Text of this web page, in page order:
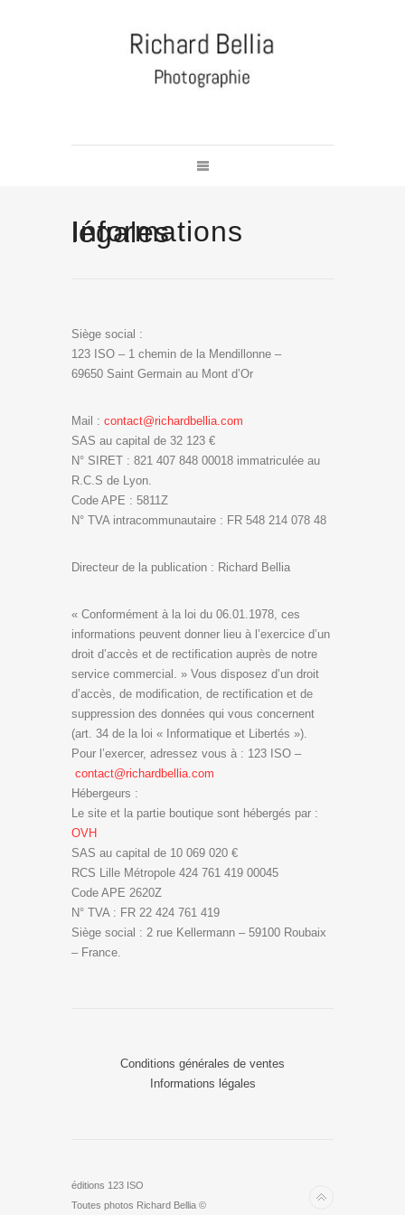
Informations légales
Siège social :
123 ISO – 1 chemin de la Mendillonne –
69650 Saint Germain au Mont d’Or
Mail : contact@richardbellia.com
SAS au capital de 32 123 €
N° SIRET : 821 407 848 00018 immatriculée au
R.C.S de Lyon.
Code APE : 5811Z
N° TVA intracommunautaire : FR 548 214 078 48
Directeur de la publication : Richard Bellia
« Conformément à la loi du 06.01.1978, ces
informations peuvent donner lieu à l’exercice d’un
droit d’accès et de rectification auprès de notre
service commercial. » Vous disposez d’un droit
d’accès, de modification, de rectification et de
suppression des données qui vous concernent
(art. 34 de la loi « Informatique et Libertés »).
Pour l’exercer, adressez vous à : 123 ISO –
contact@richardbellia.com
Hébergeurs :
Le site et la partie boutique sont hébergés par :
OVH
SAS au capital de 10 069 020 €
RCS Lille Métropole 424 761 419 00045
Code APE 2620Z
N° TVA : FR 22 424 761 419
Siège social : 2 rue Kellermann – 59100 Roubaix
– France.
Conditions générales de ventes
Informations légales
éditions 123 ISO
Toutes photos Richard Bellia ©